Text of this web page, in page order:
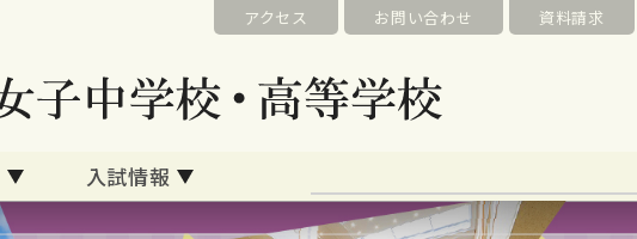
アクセス お問い合わせ 資料請求
入試情報